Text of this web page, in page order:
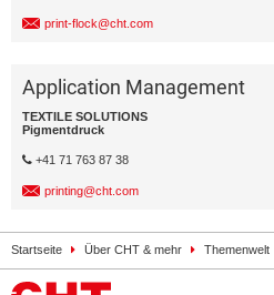
print-flock@cht.com
Application Management
TEXTILE SOLUTIONS
Pigmentdruck
+41 71 763 87 38
printing@cht.com
Startseite Über CHT & mehr Themenwelt